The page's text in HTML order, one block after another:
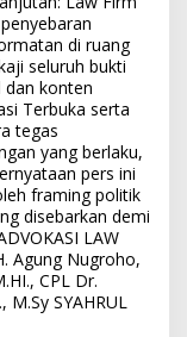
di ruang
seluruh bukti
dan konten
Terbuka serta
tegas
yang berlaku,
pers ini
framing politik
disebarkan demi
LAW
Agung Nugroho,
CPL Dr.
M.Sy SYAHRUL